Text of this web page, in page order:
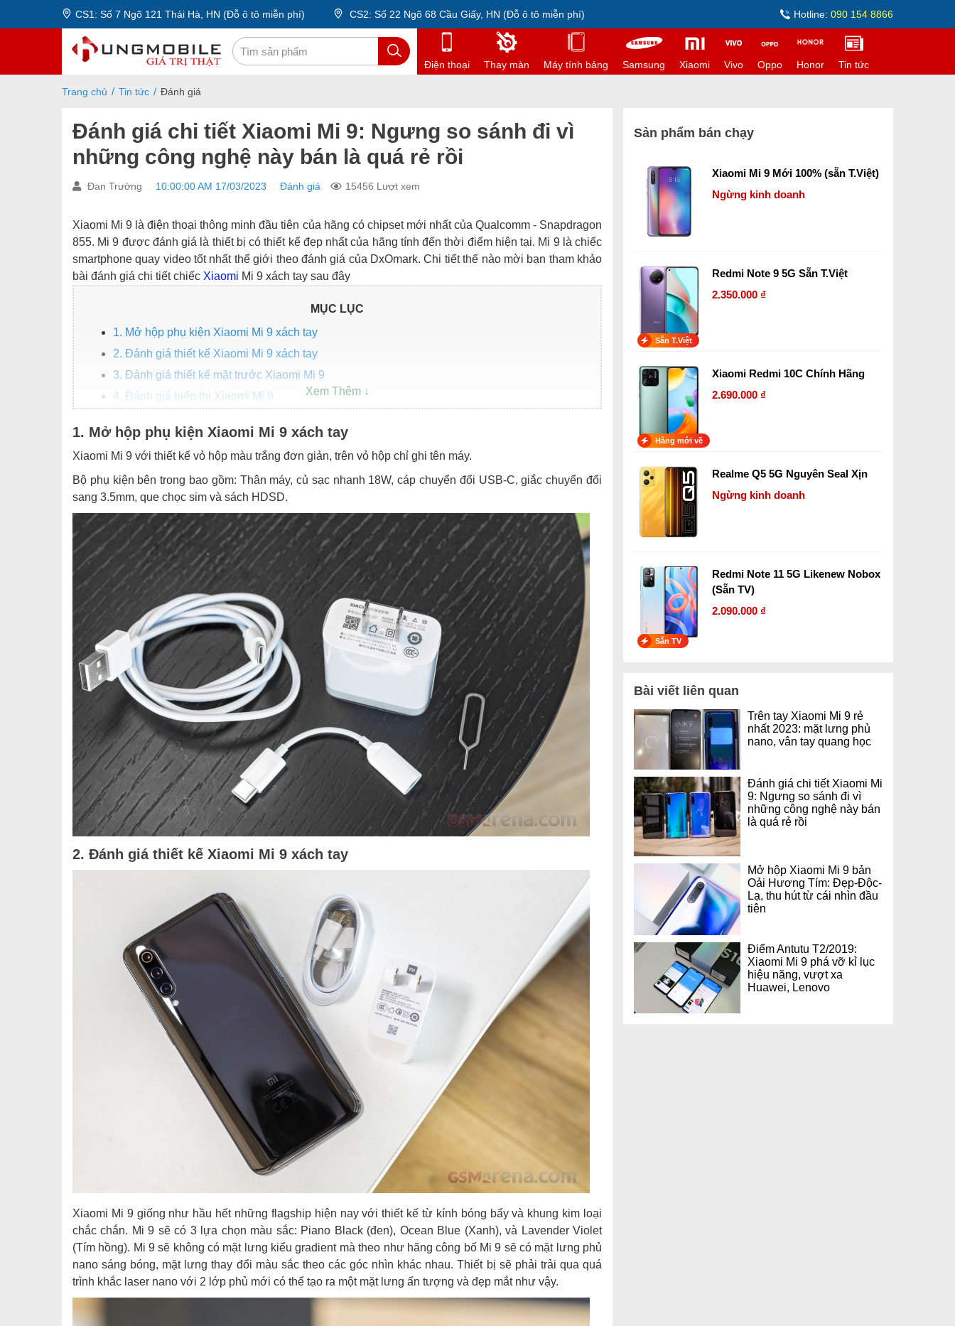
CS1: Số 7 Ngõ 121 Thái Hà, HN (Đỗ ô tô miễn phí) CS2: Số 22 Ngõ 68 Cầu Giấy, HN (Đỗ ô tô miễn phí) Hotline: 090 154 8866
Điện thoại Thay màn Máy tính bảng Samsung Xiaomi Vivo Oppo Honor Tin tức
Trang chủ Tin tức Đánh giá
Đánh giá chi tiết Xiaomi Mi 9: Ngưng so sánh đi vì
những công nghệ này bán là quá rẻ rồi
Đan Trường 10:00:00 AM 17/03/2023 Đánh giá 15456 Lượt xem
Xiaomi Mi 9 là điện thoại thông minh đầu tiên của hãng có chipset mới nhất của Qualcomm - Snapdragon
855. Mi 9 được đánh giá là thiết bị có thiết kế đẹp nhất của hãng tính đến thời điểm hiện tại. Mi 9 là chiếc
smartphone quay video tốt nhất thế giới theo đánh giá của DxOmark. Chi tiết thế nào mời bạn tham khảo
bài đánh giá chi tiết chiếc Xiaomi Mi 9 xách tay sau đây
MỤC LỤC
1. Mở hộp phụ kiện Xiaomi Mi 9 xách tay
2. Đánh giá thiết kế Xiaomi Mi 9 xách tay
3. Đánh giá thiết kế mặt trước Xiaomi Mi 9
4. Đánh giá hiển thị Xiaomi Mi 9
6. Đánh giá hiệu suất của Mi 9 với chip Snapdragon 855.
7. Trải nghiệm camera 48MP trên Xiaomi Mi 9
8. Đánh giá khả năng quay Video của Mi 9
Mua Xiaomi Mi 9 giá rẻ ở đâu?
Kết luận cuối cùng
1. Mở hộp phụ kiện Xiaomi Mi 9 xách tay
Xiaomi Mi 9 với thiết kế vỏ hộp màu trắng đơn giản, trên vỏ hộp chỉ ghi tên máy.
Bộ phụ kiện bên trong bao gồm: Thân máy, củ sạc nhanh 18W, cáp chuyển đổi USB-C, giắc chuyển đổi
sang 3.5mm, que chọc sim và sách HDSD.
2. Đánh giá thiết kế Xiaomi Mi 9 xách tay
Xiaomi Mi 9 giống như hầu hết những flagship hiện nay với thiết kế từ kính bóng bẩy và khung kim loại
chắc chắn. Mi 9 sẽ có 3 lựa chọn màu sắc: Piano Black (đen), Ocean Blue (Xanh), và Lavender Violet
(Tím hồng). Mi 9 sẽ không có mặt lưng kiểu gradient mà theo như hãng công bố Mi 9 sẽ có mặt lưng phủ
nano sáng bóng, mặt lưng thay đổi màu sắc theo các góc nhìn khác nhau. Thiết bị sẽ phải trải qua quá
trình khắc laser nano với 2 lớp phủ mới có thể tạo ra một mặt lưng ấn tượng và đẹp mắt như vậy.
Sản phẩm bán chạy
Xiaomi Mi 9 Mới 100% (sẵn T.Việt)
Ngừng kinh doanh
Redmi Note 9 5G Sẵn T.Việt
2.350.000 ₫
Sẵn T.Việt
Xiaomi Redmi 10C Chính Hãng
2.690.000 ₫
Hàng mới về
Realme Q5 5G Nguyên Seal Xịn
Ngừng kinh doanh
Redmi Note 11 5G Likenew Nobox
(Sẵn TV)
2.090.000 ₫
Sẵn TV
Bài viết liên quan
Trên tay Xiaomi Mi 9 rẻ
nhất 2023: mặt lưng phủ
nano, vân tay quang học
Đánh giá chi tiết Xiaomi Mi
9: Ngưng so sánh đi vì
những công nghệ này bán
là quá rẻ rồi
Mở hộp Xiaomi Mi 9 bản
Oải Hương Tím: Đẹp-Độc-
Lạ, thu hút từ cái nhìn đầu
tiên
Điểm Antutu T2/2019:
Xiaomi Mi 9 phá vỡ kỉ lục
hiệu năng, vượt xa
Huawei, Lenovo